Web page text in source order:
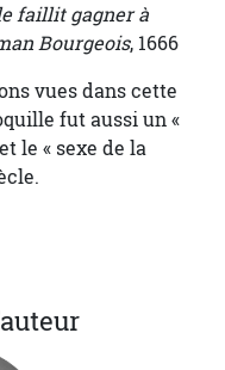
faillit gagner à
Bourgeois, 1666
vues dans cette
fut aussi un «
le « sexe de la